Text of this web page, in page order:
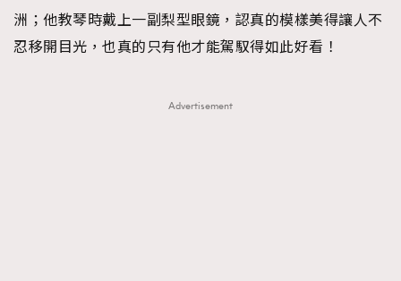
洲；他教琴時戴上一副梨型眼鏡，認真的模樣美得讓人不
忍移開目光，也真的只有他才能駕馭得如此好看！
Advertisement